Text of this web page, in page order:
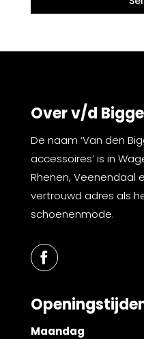
Over v/d
De naam ‘Van den
accessoires’ is in
Rhenen, Veenendaal
vertrouwd adres als
schoenenmode.
Maandag